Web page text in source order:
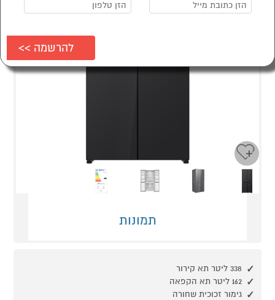
תמונות
338 ליטר תא קירור
162 ליטר תא הקפאה
גימור זכוכית שחורה